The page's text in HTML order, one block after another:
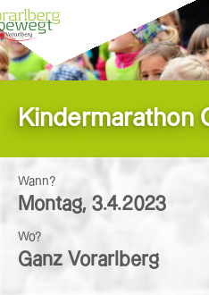
Kindermarathon
Wann?
Montag, 3.4.2023
Wo?
Ganz Vorarlberg